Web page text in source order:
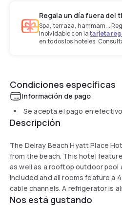
Regala un día fuera del
Spa, terraza, hammam...
inolvidable con latarjeta
en todos los hoteles.
Condiciones específicas
Información de pago
Se acepta el pago en
Descripción
The Delray Beach Hyatt Place
from the beach. This hotel
as well as a rooftop outdoor pool
included and all rooms feature a
cable channels. A refrigerator is
coffee-making facilities and a
Nos está gustando